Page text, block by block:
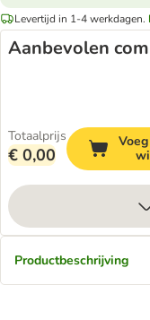
Levertijd in 1-4 werkdagen.
Aanbevolen
Totaalprijs
€ 0,00
Productbeschrijving